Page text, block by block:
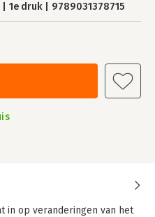
1e druk 9789031378715
in op veranderingen van het